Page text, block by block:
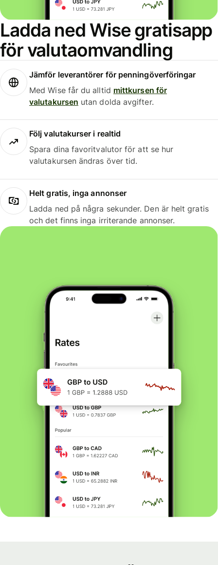
Ladda ned Wise gratisapp
för valutaomvandling
Jämför leverantörer för penningöverföringar
Med Wise får du alltid mittkursen för
valutakursen utan dolda avgifter.
Följ valutakurser i realtid
Spara dina favoritvalutor för att se hur
valutakursen ändras över tid.
Helt gratis, inga annonser
Ladda ned på några sekunder. Den är helt gratis
och det finns inga irriterande annonser.